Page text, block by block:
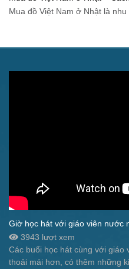
người xa quê
Mua đồ Việt Nam ở Nhật là
Giờ học hát với giáo viên nước
3943 lượt xem
Các buổi học hát cùng với giáo
thoải mái hơn, có thêm những